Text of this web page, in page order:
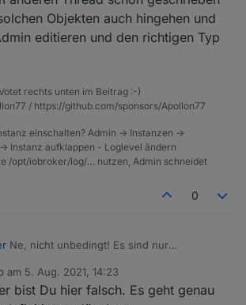
oder einfach nur im Admin
und die betroffenen Objekte Löschen
alle nen kleinen Papierkorb rechts,
Expertenmodus). Adapter neu starten und
die einzigen Möglichkeiten ?
alle Smartnamen für iot oder auch custom
für influxdb oder iqontrol usw. weg. Das
Objekten auch hingehen und
editieren und den richtigen Typ
rechts unten im Beitrag :-)
/ https://github.com/sponsors/Apollon77
einschalten? Admin -> Instanzen ->
Instanz aufklappen - Loglevel ändern
/opt/iobroker/log/… nutzen, Admin schneidet
0
Ne, nicht unbedingt! Es sind nur
die er sich aus der config zieht
geschrieben und gehen nicht verloren nur
am 5. Aug. 2021, 14:23
editiert von
bist Du hier falsch. Es geht genau